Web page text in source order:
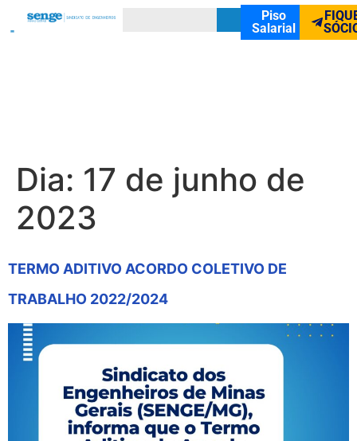
Piso
Salarial
Dia: 17 de junho de
2023
TERMO ADITIVO ACORDO COLETIVO DE
TRABALHO 2022/2024